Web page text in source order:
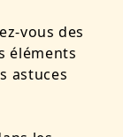
vous des
éléments
astuces